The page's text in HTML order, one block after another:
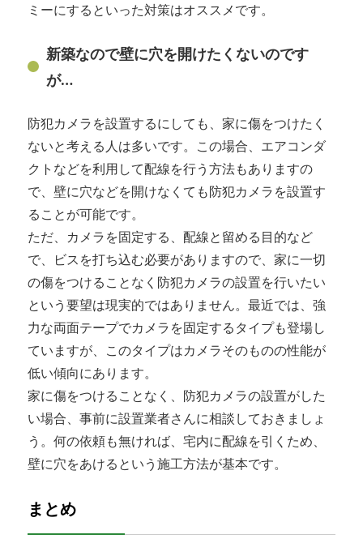
ミーにするといった対策はオススメです。
新築なので壁に穴を開けたくないのです
が…
防犯カメラを設置するにしても、家に傷をつけたく
ないと考える人は多いです。この場合、エアコンダ
クトなどを利用して配線を行う方法もありますの
で、壁に穴などを開けなくても防犯カメラを設置す
ることが可能です。
ただ、カメラを固定する、配線と留める目的など
で、ビスを打ち込む必要がありますので、家に一切
の傷をつけることなく防犯カメラの設置を行いたい
という要望は現実的ではありません。最近では、強
力な両面テープでカメラを固定するタイプも登場し
ていますが、このタイプはカメラそのものの性能が
低い傾向にあります。
家に傷をつけることなく、防犯カメラの設置がした
い場合、事前に設置業者さんに相談しておきましょ
う。何の依頼も無ければ、宅内に配線を引くため、
壁に穴をあけるという施工方法が基本です。
まとめ